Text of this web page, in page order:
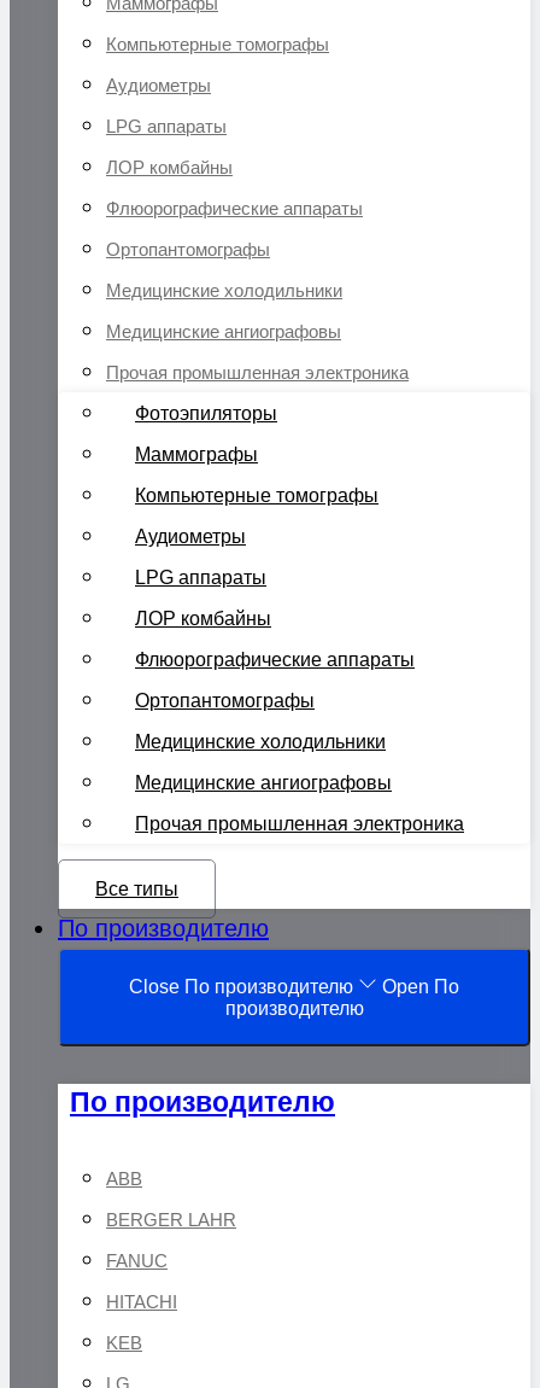
Компьютерные томографы
Аудиометры
LPG аппараты
ЛОР комбайны
Флюорографические аппараты
Ортопантомографы
Медицинские холодильники
Медицинские ангиографовы
Прочая промышленная электроника
Фотоэпиляторы
Маммографы
Компьютерные томографы
Аудиометры
LPG аппараты
ЛОР комбайны
Флюорографические аппараты
Ортопантомографы
Медицинские холодильники
Медицинские ангиографовы
Прочая промышленная электроника
Все типы
По производителю
Close По производителю
Open По
производителю
По производителю
ABB
BERGER LAHR
FANUC
HITACHI
KEB